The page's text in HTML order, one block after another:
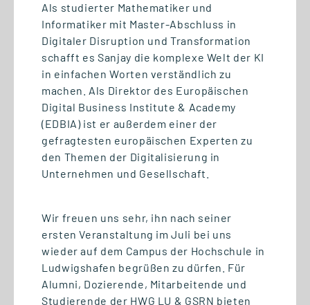
Wettbewerbsvorteil Lernen:
Gemeinsam den Mittelstand
stärken
Als studierter Mathematiker und
Informatiker mit Master-Abschluss in
Digitaler Disruption und Transformation
schafft es Sanjay die komplexe Welt der KI
in einfachen Worten verständlich zu
machen. Als Direktor des Europäischen
Digital Business Institute & Academy
(EDBIA) ist er außerdem einer der
gefragtesten europäischen Experten zu
den Themen der Digitalisierung in
Unternehmen und Gesellschaft.
Wir freuen uns sehr, ihn nach seiner
ersten Veranstaltung im Juli bei uns
wieder auf dem Campus der Hochschule in
Ludwigshafen begrüßen zu dürfen. Für
Alumni, Dozierende, Mitarbeitende und
Studierende der HWG LU & GSRN bieten